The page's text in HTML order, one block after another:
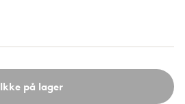
Ikke på lager